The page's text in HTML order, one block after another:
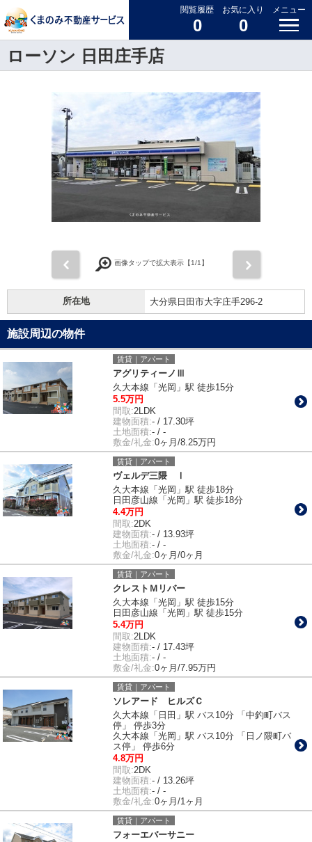
閲覧履歴
0
お気に入り
0
メニュー
ローソン 日田庄手店
画像タップで拡大表示【1/1】
所在地 大分県日田市大字庄手296-2
施設周辺の物件
賃貸｜アパート
アグリティーノⅢ
久大本線「光岡」駅 徒歩15分
5.5万円
間取:2LDK
建物面積:- / 17.30坪
土地面積:- / -
敷金/礼金:0ヶ月/8.25万円
賃貸｜アパート
ヴェルデ三隈 Ⅰ
久大本線「光岡」駅 徒歩18分
日田彦山線「光岡」駅 徒歩18分
4.4万円
間取:2DK
建物面積:- / 13.93坪
土地面積:- / -
敷金/礼金:0ヶ月/0ヶ月
賃貸｜アパート
クレストＭリバー
久大本線「光岡」駅 徒歩15分
日田彦山線「光岡」駅 徒歩15分
5.4万円
間取:2LDK
建物面積:- / 17.43坪
土地面積:- / -
敷金/礼金:0ヶ月/7.95万円
賃貸｜アパート
ソレアード ヒルズＣ
久大本線「日田」駅 バス10分 「中釣町バス
停」 停歩3分
久大本線「光岡」駅 バス10分 「日ノ隈町バ
ス停」 停歩6分
4.8万円
間取:2DK
建物面積:- / 13.26坪
土地面積:- / -
敷金/礼金:0ヶ月/1ヶ月
賃貸｜アパート
フォーエバーサニー